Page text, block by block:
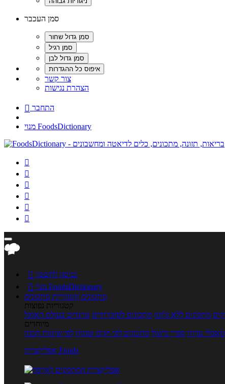
סמן העכבר
צור קשר
הצהרת נגישות
 התחבר
מנוי FoodsDictionary






 כניסה לחשבון

מנוי FoodsDictionary
מתכונים קטגוריות מתכונים
קטגוריות נפוצות
מתכונים ללא גלוטן מתכונים לסוכרתיים טרנדים בעולם האוכל
מיוחדים
מאכלי עדות ספרי בישול מתכונים לפי חגים ועונות לפי שיטות הכנה
אפליקציית Foods